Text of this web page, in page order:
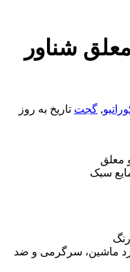
شناور
, گجت تاریخ به روز
معلق
سبک
ماشین، سرگرمی و ضد